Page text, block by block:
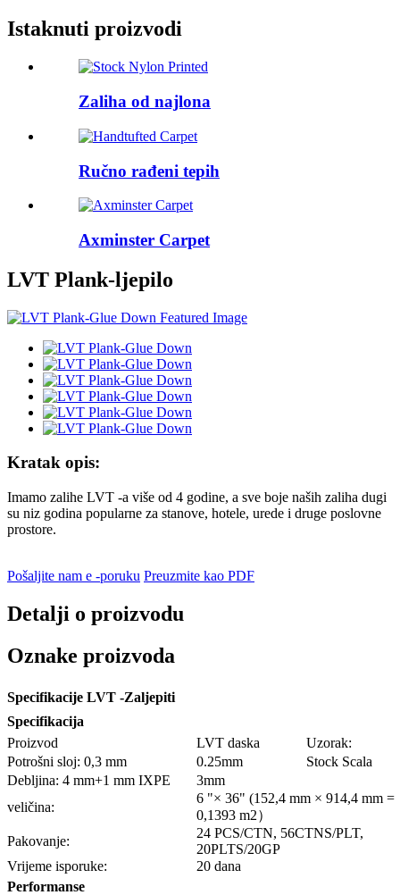
Istaknuti proizvodi
Zaliha od najlona
Ručno rađeni tepih
Axminster Carpet
LVT Plank-ljepilo
Kratak opis:
Imamo zalihe LVT -a više od 4 godine, a sve boje naših zaliha dugi
su niz godina popularne za stanove, hotele, urede i druge poslovne
prostore.
Pošaljite nam e -poruku Preuzmite kao PDF
Detalji o proizvodu
Oznake proizvoda
Specifikacije LVT -Zaljepiti
Specifikacija
Proizvod
LVT daska
Uzorak:
Potrošni sloj: 0,3 mm
0.25mm
Stock Scala
Debljina: 4 mm+1 mm IXPE
3mm
veličina:
6 "× 36" (152,4 mm × 914,4 mm =
0,1393 m2）
Pakovanje:
24 PCS/CTN, 56CTNS/PLT,
20PLTS/20GP
Vrijeme isporuke:
20 dana
Performanse